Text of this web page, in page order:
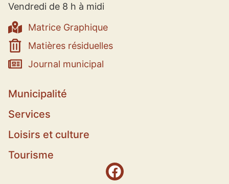
Vendredi de 8 h à midi
Matrice Graphique
Matières résiduelles
Journal municipal
Municipalité
Services
Loisirs et culture
Tourisme